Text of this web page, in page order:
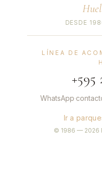
DESDE
LÍNEA DE
+595
WhatsApp·
Ir a
© 1986 — 2026